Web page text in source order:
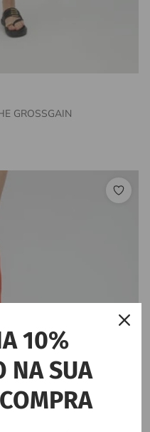
GROSSGAIN
10%
NA SUA